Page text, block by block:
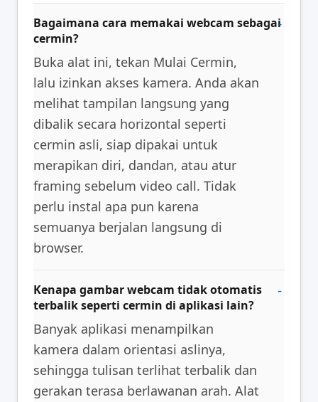
Bagaimana cara memakai webcam sebagai
cermin?
Buka alat ini, tekan Mulai Cermin,
lalu izinkan akses kamera. Anda akan
melihat tampilan langsung yang
dibalik secara horizontal seperti
cermin asli, siap dipakai untuk
merapikan diri, dandan, atau atur
framing sebelum video call. Tidak
perlu instal apa pun karena
semuanya berjalan langsung di
browser.
Kenapa gambar webcam tidak otomatis
terbalik seperti cermin di aplikasi lain?
Banyak aplikasi menampilkan
kamera dalam orientasi aslinya,
sehingga tulisan terlihat terbalik dan
gerakan terasa berlawanan arah. Alat